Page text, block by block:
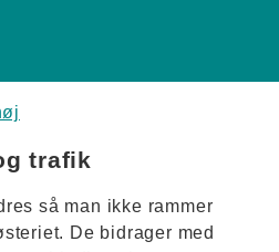
trafik
så man ikke rammer
De bidrager med